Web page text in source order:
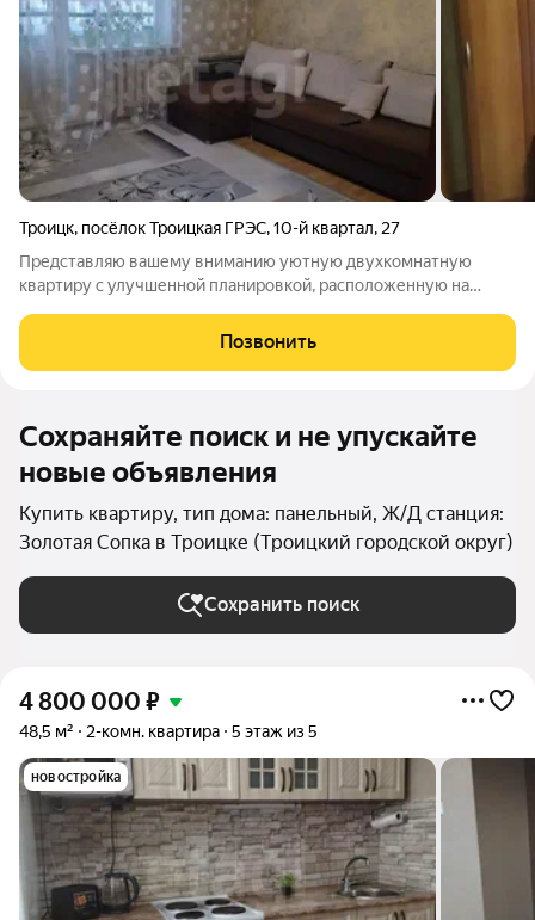
Троицк, посёлок Троицкая ГРЭС,10-й квартал, 27
Представляю вашему вниманию уютную двухкомнатную
квартиру с улучшенной планировкой, расположенную на
косметический ремонт создает атмосферу тепла и уюта.
Квартира находится в удобном районе с развитой
Позвонить
Сохраняйте поиск и не упускайте
новые объявления
Купить квартиру, тип дома: панельный, Ж/Д станция:
Золотая Сопка в Троицке (Троицкий городской округ)
Сохранить поиск
4 800 000 ₽
48,5 м² 2-комн. квартира 5 этаж из 5
новостройка